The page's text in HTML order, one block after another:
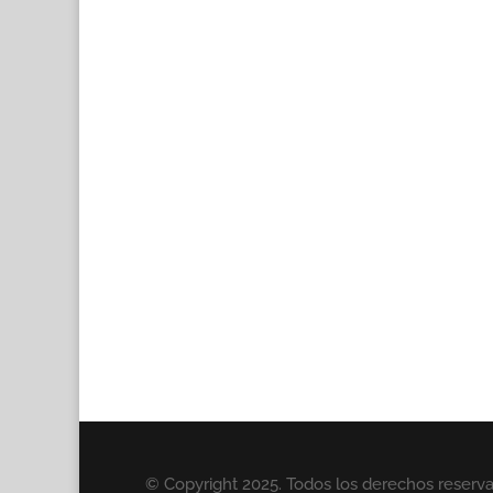
© Copyright 2025. Todos los derechos